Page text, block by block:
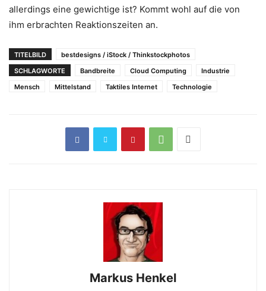
allerdings eine gewichtige ist? Kommt wohl auf die von
ihm erbrachten Reaktionszeiten an.
TITELBILD
bestdesigns / iStock / Thinkstockphotos
SCHLAGWORTE
Bandbreite Cloud Computing
Industrie
Mensch
Mittelstand Taktiles Internet Technologie
Markus Henkel